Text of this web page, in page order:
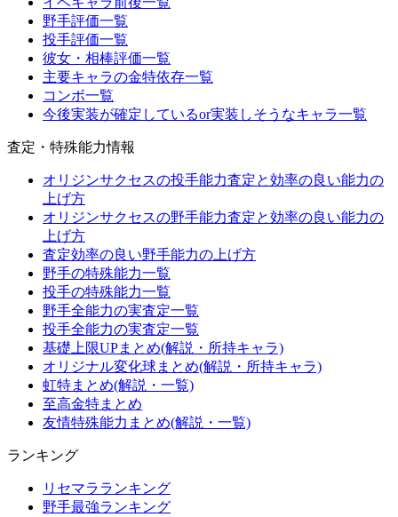
野手評価一覧
投手評価一覧
彼女・相棒評価一覧
主要キャラの金特依存一覧
コンボ一覧
今後実装が確定しているor実装しそうなキャラ一覧
査定・特殊能力情報
オリジンサクセスの投手能力査定と効率の良い能力の
上げ方
オリジンサクセスの野手能力査定と効率の良い能力の
上げ方
査定効率の良い野手能力の上げ方
野手の特殊能力一覧
投手の特殊能力一覧
野手全能力の実査定一覧
投手全能力の実査定一覧
基礎上限UPまとめ(解説・所持キャラ)
オリジナル変化球まとめ(解説・所持キャラ)
虹特まとめ(解説・一覧)
至高金特まとめ
友情特殊能力まとめ(解説・一覧)
ランキング
リセマラランキング
野手最強ランキング